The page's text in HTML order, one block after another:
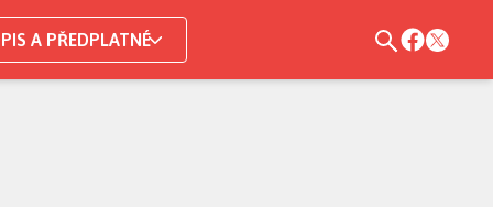
A PŘEDPLATNÉ